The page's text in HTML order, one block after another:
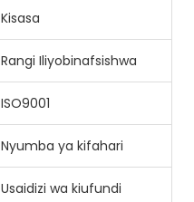
Kisasa
Rangi Iliyobinafsishwa
ISO9001
Nyumba ya kifahari
Usaidizi wa kiufundi